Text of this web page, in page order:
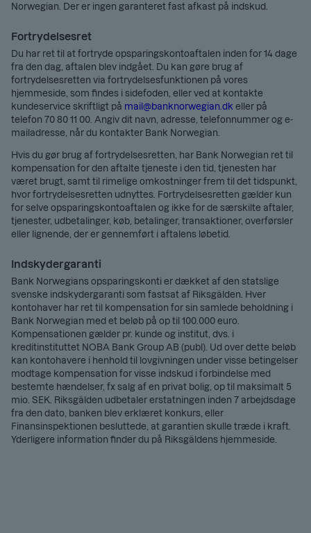
Norwegian. Der er ingen garanteret fast afkast på indskud.
Fortrydelsesret
Du har ret til at fortryde opsparingskontoaftalen inden for 14 dage
fra den dag, aftalen blev indgået. Du kan gøre brug af
fortrydelsesretten via fortrydelsesfunktionen på vores
hjemmeside, som findes i sidefoden, eller ved at kontakte
kundeservice skriftligt på mail@banknorwegian.dk eller på
telefon 70 80 11 00. Angiv dit navn, adresse, telefonnummer og e-
mailadresse, når du kontakter Bank Norwegian.
Hvis du gør brug af fortrydelsesretten, har Bank Norwegian ret til
kompensation for den aftalte tjeneste i den tid, tjenesten har
været brugt, samt til rimelige omkostninger frem til det tidspunkt,
hvor fortrydelsesretten udnyttes. Fortrydelsesretten gælder kun
for selve opsparingskontoaftalen og ikke for de særskilte aftaler,
tjenester, udbetalinger, køb, betalinger, transaktioner, overførsler
eller lignende, der er gennemført i aftalens løbetid.
Indskydergaranti
Bank Norwegians opsparingskonti er dækket af den statslige
svenske indskydergaranti som fastsat af Riksgälden. Hver
kontohaver har ret til kompensation for sin samlede beholdning i
Bank Norwegian med et beløb på op til 100.000 euro.
Kompensationen gælder pr. kunde og institut, dvs. i
kreditinstituttet NOBA Bank Group AB (publ). Ud over dette beløb
kan kontohavere i henhold til lovgivningen under visse betingelser
modtage kompensation for visse indskud i forbindelse med
bestemte hændelser, fx salg af en privat bolig, op til maksimalt 5
mio. SEK. Riksgälden udbetaler erstatningen inden 7 arbejdsdage
fra den dato, banken blev erklæret konkurs, eller
Finansinspektionen besluttede, at garantien skulle træde i kraft.
Yderligere information finder du på Riksgäldens hjemmeside.